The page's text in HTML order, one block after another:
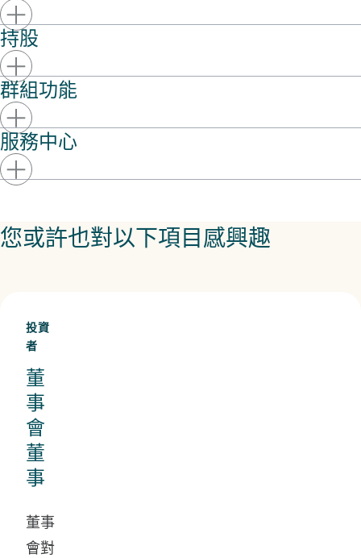
持股
群組功能
服務中心
您或許也對以下項目感興趣
投資
者
董
事
會
董
事
董事
會對